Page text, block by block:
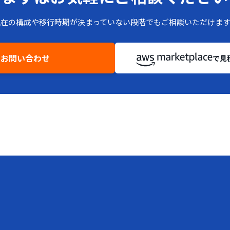
の構成や移行時期が決まっていない段階でもご相談いただけます
お問い合わせ で見